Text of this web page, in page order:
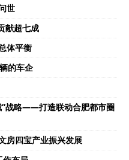
世
献超七成
体平衡
的车企
”战略——打造联动合肥都市圈
房四宝产业振兴发展